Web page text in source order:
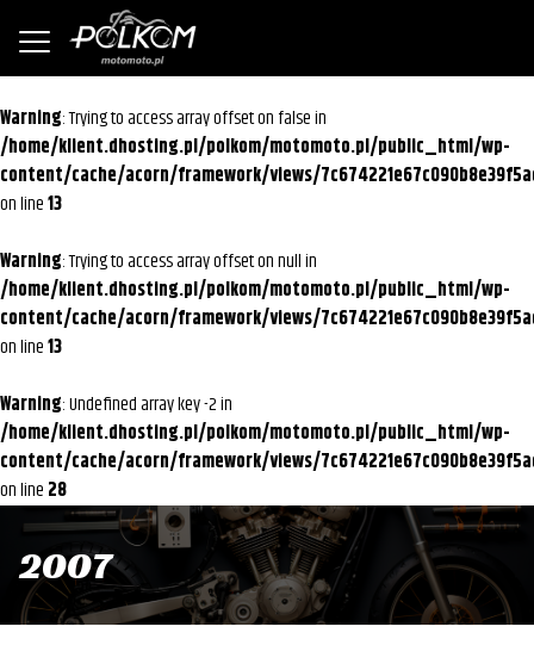
Warning : Trying to access array offset on false in
/home/klient.dhosting.pl/polkom/motomoto.pl/public_html/wp-
content/cache/acorn/framework/views/
on line13
Warning : Trying to access array offset on null in
/home/klient.dhosting.pl/polkom/motomoto.pl/public_html/wp-
content/cache/acorn/framework/views/
on line13
Warning : Undefined array key -2 in
/home/klient.dhosting.pl/polkom/motomoto.pl/public_html/wp-
content/cache/acorn/framework/views/
on line 28
2007